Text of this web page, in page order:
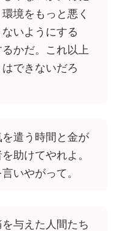
境をもっと悪く
いようにする
かだ。これ以上
できないだろ
遣う時間と金が
助けてやれよ。
いやがって。
与えた人間たち